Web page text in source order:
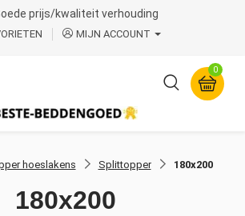
prijs/kwaliteit verhouding
MIJN ACCOUNT
0
hoeslakens Splittopper 180x200
180x200